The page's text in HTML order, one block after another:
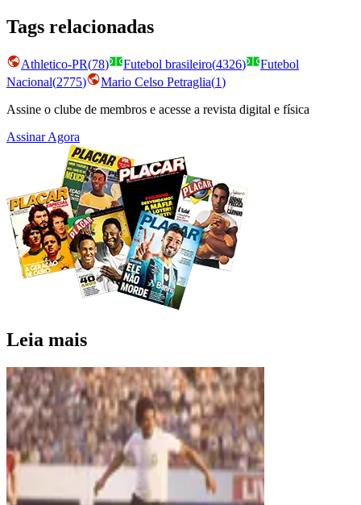
Tags relacionadas
Athletico-PR(78) Futebol brasileiro(4326)
Futebol
Nacional(2775) Mario Celso Petraglia(1)
Assine o clube de membros e acesse a revista digital e física
Assinar Agora
Leia mais